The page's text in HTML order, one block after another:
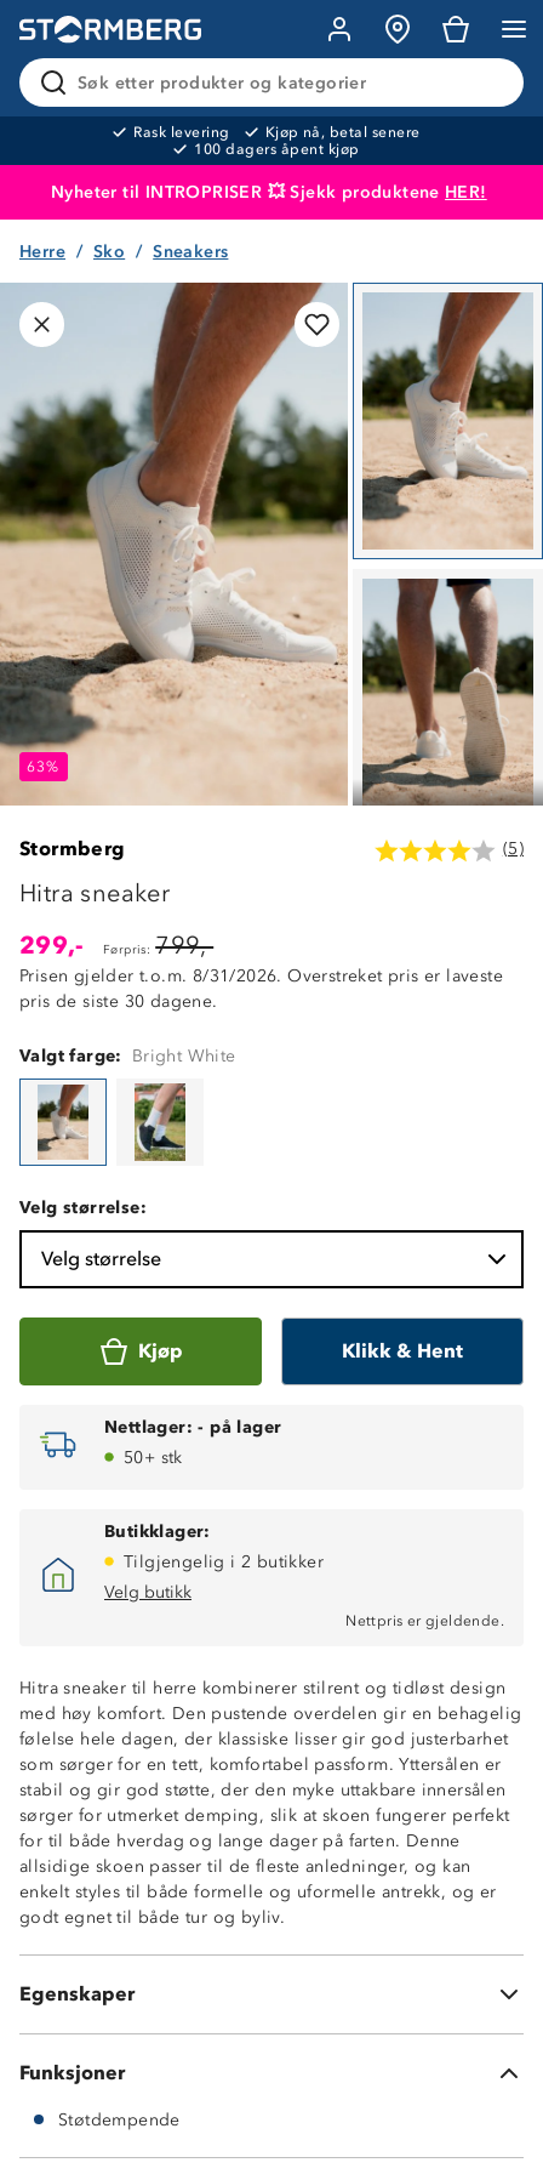
Søk etter produkter og kategorier
Rask levering
Kjøp nå, betal senere
100 dagers åpent kjøp
Nyheter til INTROPRISER 💥 Sjekk produktene HER!
Produktet er lagt i handlekurven
Herre Sko Sneakers
63% 63%
63%
Stormberg (5)
Hitra sneaker
299,-
Førpris: 799,-
Prisen gjelder t.o.m. 8/31/2026. Overstreket pris er laveste
pris de siste 30 dagene.
Valgt farge: Bright White
Velg størrelse:
Velg størrelse
Kjøp Klikk & Hent
Nettlager: - på lager
50+ stk
Butikklager:
Tilgjengelig i 2 butikker
Velg butikk
Nettpris er gjeldende.
Hitra sneaker til herre kombinerer stilrent og tidløst design
med høy komfort. Den pustende overdelen gir en behagelig
følelse hele dagen, der klassiske lisser gir god justerbarhet
som sørger for en tett, komfortabel passform. Yttersålen er
stabil og gir god støtte, der den myke uttakbare innersålen
sørger for utmerket demping, slik at skoen fungerer perfekt
for til både hverdag og lange dager på farten. Denne
allsidige skoen passer til de fleste anledninger, og kan
enkelt styles til både formelle og uformelle antrekk, og er
godt egnet til både tur og byliv.
Egenskaper
Pustende
God demping
God passform
Stilrent design
Funksjoner
Støtdempende
Overdel: PU, FlyKnit og tekstil